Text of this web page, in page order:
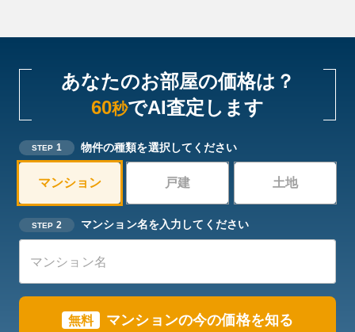
あなたのお部屋の価格は？
60秒でAI査定します
STEP 1 物件の種類を選択してください
マンション 戸建 土地
STEP 2 マンション名を入力してください
無料 マンションの今の価格を知る